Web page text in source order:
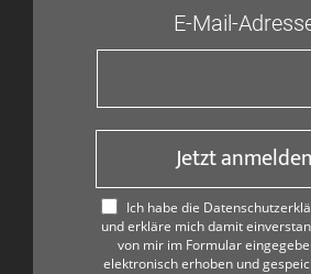
E-Mail-
Jetzt anmelden
Ich habe die
und erkläre mich damit
von mir im Formular
elektronisch erhoben und